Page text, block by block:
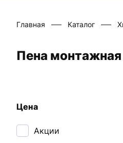
Главная Каталог
Пена
Цена
Акции